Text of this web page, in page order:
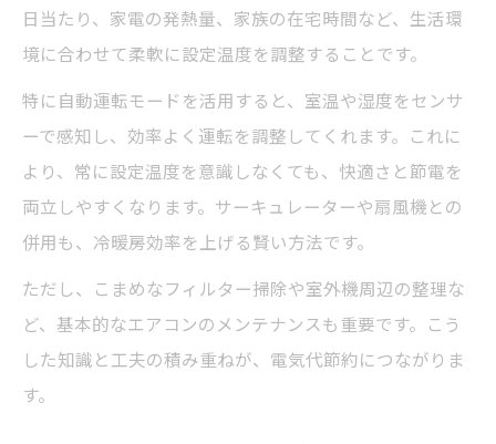
日当たり、家電の発熱量、家族の在宅時間など、生活環
境に合わせて柔軟に設定温度を調整することです。
特に自動運転モードを活用すると、室温や湿度をセンサ
ーで感知し、効率よく運転を調整してくれます。これに
より、常に設定温度を意識しなくても、快適さと節電を
両立しやすくなります。サーキュレーターや扇風機との
併用も、冷暖房効率を上げる賢い方法です。
ただし、こまめなフィルター掃除や室外機周辺の整理な
ど、基本的なエアコンのメンテナンスも重要です。こう
した知識と工夫の積み重ねが、電気代節約につながりま
す。